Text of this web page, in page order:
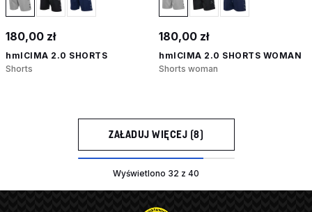
180,00 zł
hmlCIMA 2.0 SHORTS
Shorts
180,00 zł
hmlCIMA 2.0 SHORTS WOMAN
Shorts woman
ZAŁADUJ WIĘCEJ (8)
Wyświetlono 32 z 40